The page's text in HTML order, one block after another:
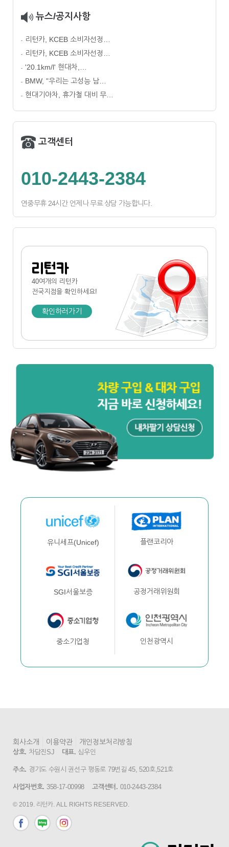
뉴스/공지사항
리턴카, KCEB 소비자선정…
리턴카, KCEB 소비자선정…
'20.1km/l' 현대차,…
BMW, "우리는 고성능 남…
현대기아차, 휴가철 대비 무…
고객센터
010-2443-2384
연중무휴 24시간 언제나 무료 상담 가능합니다.
리턴카
40여개의 리턴카
전국지점을 확인하세요!
확인하러가기
유니세프(Unicef) 플랜코리아
SGI서울보증 공정거래위원회
중소기업청 인천광역시
회사소개 이용약관 개인정보처리방침
상호. 차담진SJ 대표. 심우인
주소. 경기도 수원시 권선구 평동로 79번길 45, 520호,521호
사업자번호. 358-17-00998 고객센터. 010-2443-2384
© 2019. 리턴카. ALL RIGHTS RESERVED.